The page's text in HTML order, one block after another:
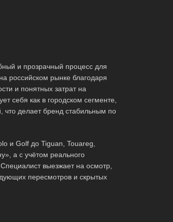
и прозрачный процесс для
российском рынке благодаря
и понятных затрат на
себя как в городском сегменте,
что делает бренд стабильным по
и Golf до Tiguan, Touareg,
а с учётом реального
выезжает на осмотр,
пересмотров и скрытых